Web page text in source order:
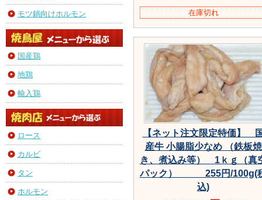
モツ鍋向けホルモン
国産鶏
地鶏
輸入鶏
ロース
カルビ
タン
ホルモン
在庫切れ
【ネット注文限定特価】
産牛 小腸脂少なめ （鉄板焼
き、煮込み等） 1ｋｇ（真
パック） 255円/100g(
込)